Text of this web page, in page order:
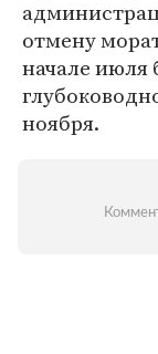
отмену
начале июля
ноября.